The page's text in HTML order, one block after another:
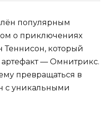
популярным
о приключениях
который
— Омнитрикс.
превращаться в
с уникальными